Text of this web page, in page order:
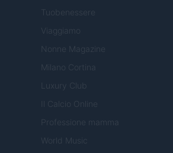
Tuobenessere
Viaggiamo
Nonne Magazine
Milano Cortina
Luxury Club
Il Calcio Online
Professione mamma
World Music